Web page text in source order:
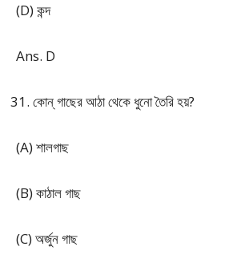
(D) কন্দ
Ans. D
কোন্ গাছের আঠা থেকে ধুনো তৈরি হয়?
(A) শালগাছ
(B) কাঠাল গাছ
(C) অর্জুন গাছ